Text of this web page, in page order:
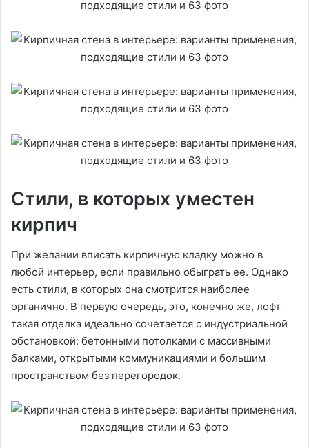
Стили, в которых уместен
кирпич
При желании вписать кирпичную кладку можно в
любой интерьер, если правильно обыграть ее. Однако
есть стили, в которых она смотрится наиболее
органично. В первую очередь, это, конечно же, лофт
такая отделка идеально сочетается с индустриальной
обстановкой: бетонными потолками с массивными
балками, открытыми коммуникациями и большим
пространством без перегородок.